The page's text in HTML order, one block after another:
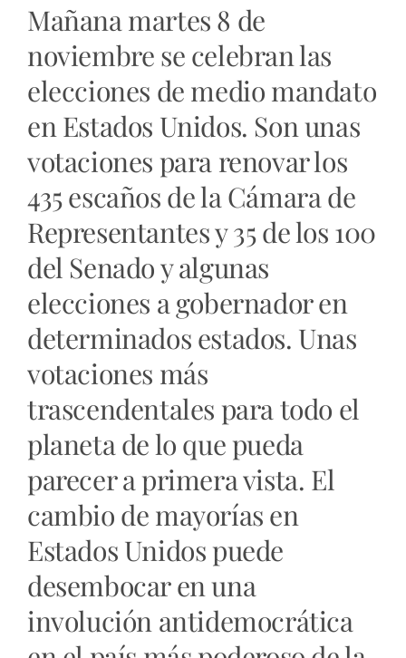
Mañana martes 8 de
noviembre se celebran las
elecciones de medio mandato
en Estados Unidos. Son unas
votaciones para renovar los
435 escaños de la Cámara de
Representantes y 35 de los 100
del Senado y algunas
elecciones a gobernador en
determinados estados. Unas
votaciones más
trascendentales para todo el
planeta de lo que pueda
parecer a primera vista. El
cambio de mayorías en
Estados Unidos puede
desembocar en una
involución antidemocrática